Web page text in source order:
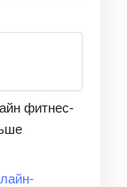
фитнес-